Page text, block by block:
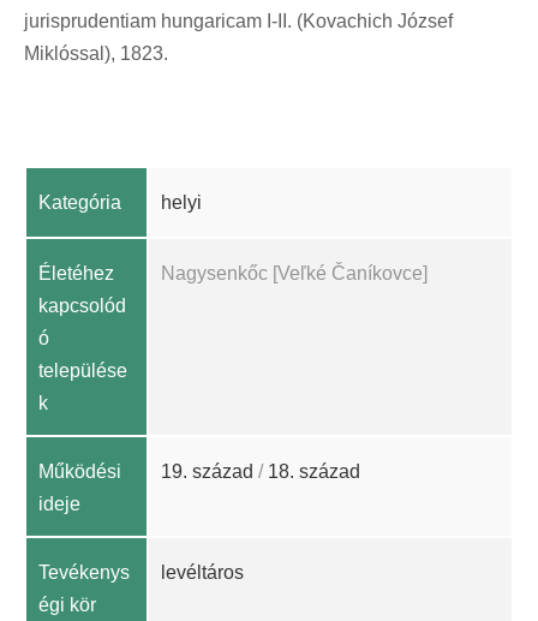
jurisprudentiam hungaricam I-II. (Kovachich József
Miklóssal), 1823.
Kategória helyi
Életéhez
kapcsolód
ó
települése
k
Nagysenkőc [Veľké Čaníkovce]
Működési
ideje
19. század / 18. század
Tevékenys
égi kör
levéltáros